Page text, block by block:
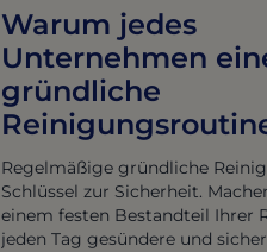
Warum jedes
Unternehmen
gründliche
Regelmäßige gründliche
Schlüssel zur Sicherheit.
einem festen Bestandteil Ihrer
jeden Tag gesündere und